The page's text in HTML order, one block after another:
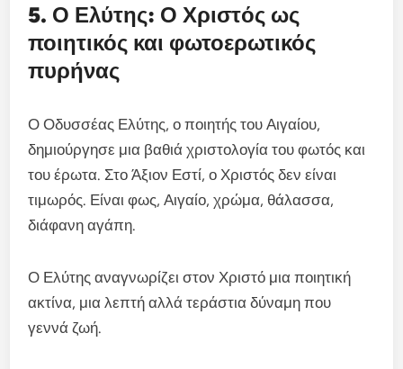
5. Ο Ελύτης: Ο Χριστός ως
ποιητικός και φωτοερωτικός
πυρήνας
Ο Οδυσσέας Ελύτης, ο ποιητής του Αιγαίου,
δημιούργησε μια βαθιά χριστολογία του φωτός και
του έρωτα. Στο Άξιον Εστί, ο Χριστός δεν είναι
τιμωρός. Είναι φως, Αιγαίο, χρώμα, θάλασσα,
διάφανη αγάπη.
Ο Ελύτης αναγνωρίζει στον Χριστό μια ποιητική
ακτίνα, μια λεπτή αλλά τεράστια δύναμη που
γεννά ζωή.